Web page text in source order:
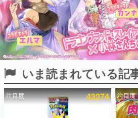
ピックアップ
電ファミのいま読まれている記事ランキ
いま読まれている記
注目度 43274 注目度